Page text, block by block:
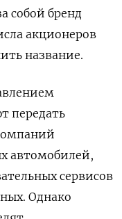
собой бренд
акционеров
название.
передать
автомобилей,
сервисов
Однако